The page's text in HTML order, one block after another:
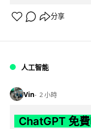
分享
人工智能
Vin 2 小時
ChatGPT 免